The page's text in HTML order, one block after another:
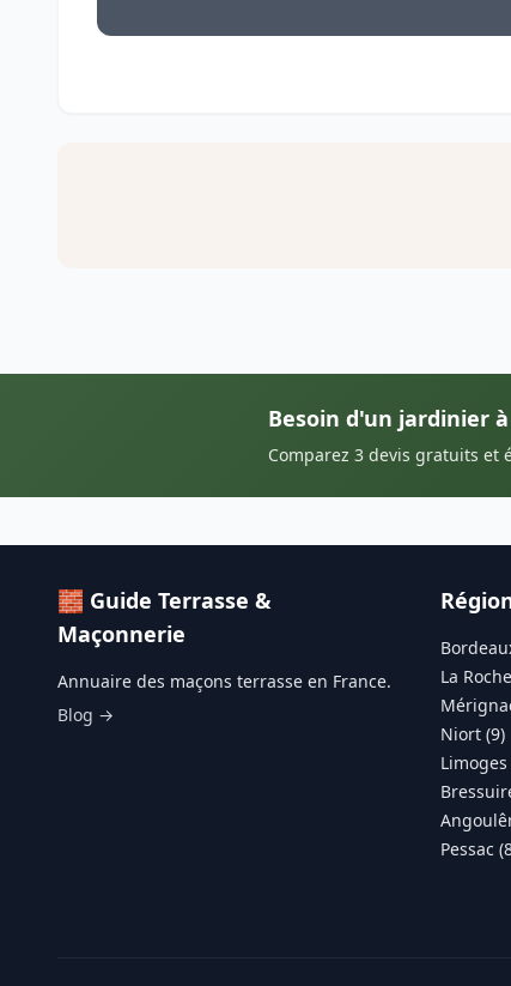
Besoin d'un jardinier
Comparez 3 devis gratuits et
🧱 Guide Terrasse &
Maçonnerie
Annuaire des maçons terrasse en France.
Blog →
La
Niort (9)
Limoges
Pessac